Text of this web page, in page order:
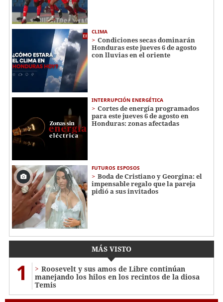
CLIMA
Condiciones secas dominarán
Honduras este jueves 6 de agosto
con lluvias en el oriente
INTERRUPCIÓN ENERGÉTICA
Cortes de energía programados
para este jueves 6 de agosto en
Honduras: zonas afectadas
FUTUROS ESPOSOS
Boda de Cristiano y Georgina: el
impensable regalo que la pareja
pidió a sus invitados
MÁS VISTO
1
Roosevelt y sus amos de Libre continúan
manejando los hilos en los recintos de la diosa
Temis